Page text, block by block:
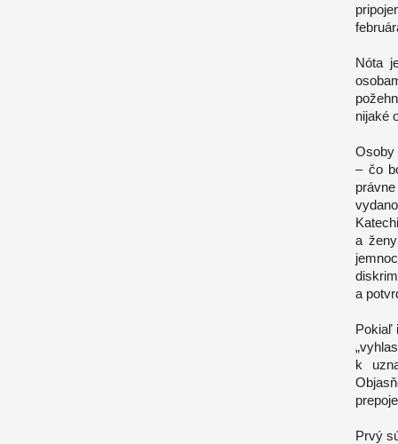
Nóta
nijaké
Osoby
– čo
a
a
Pokiaľ
k
Prvý